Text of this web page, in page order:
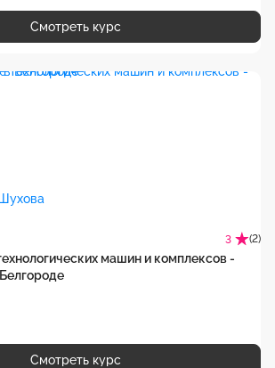
Смотреть курс
3 (2)
машин и комплексов -
Смотреть курс